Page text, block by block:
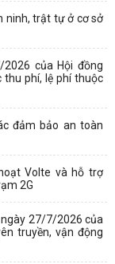
ninh, trật tự ở cơ sở
2026 của Hội đồng
thu phí, lệ phí thuộc
đảm bảo an toàn
Volte và hỗ trợ
2G
ngày 27/7/2026 của
truyền, vận động